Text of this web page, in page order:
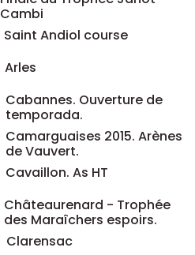
Cambi
Saint Andiol course
Arles
Cabannes. Ouverture de
temporada.
Camarguaises 2015. Arènes
de Vauvert.
Cavaillon. As HT
Châteaurenard - Trophée
des Maraîchers espoirs.
Clarensac